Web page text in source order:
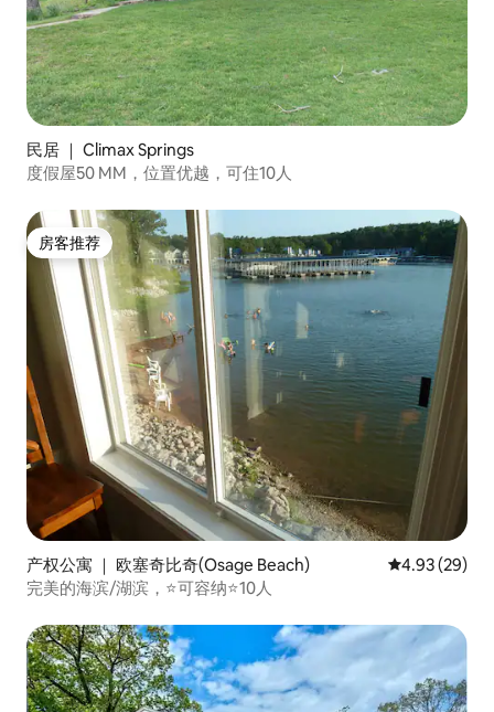
民居 ｜ Climax Springs
度假屋50 MM，位置优越，可住10人
房客推荐
房客推荐
产权公寓 ｜ 欧塞奇比奇(Osage Beach) 平均评分
4.93 (29)
完美的海滨/湖滨，⭐可容纳⭐10人